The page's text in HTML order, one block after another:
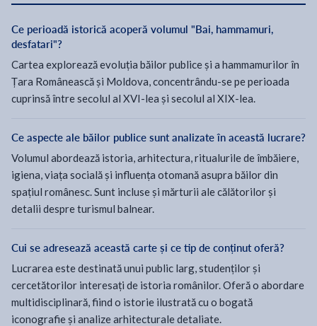
Ce perioadă istorică acoperă volumul "Bai, hammamuri,
desfatari"?
Cartea explorează evoluția băilor publice și a hammamurilor în
Țara Românească și Moldova, concentrându-se pe perioada
cuprinsă între secolul al XVI-lea și secolul al XIX-lea.
Ce aspecte ale băilor publice sunt analizate în această lucrare?
Volumul abordează istoria, arhitectura, ritualurile de îmbăiere,
igiena, viața socială și influența otomană asupra băilor din
spațiul românesc. Sunt incluse și mărturii ale călătorilor și
detalii despre turismul balnear.
Cui se adresează această carte și ce tip de conținut oferă?
Lucrarea este destinată unui public larg, studenților și
cercetătorilor interesați de istoria românilor. Oferă o abordare
multidisciplinară, fiind o istorie ilustrată cu o bogată
iconografie și analize arhitecturale detaliate.